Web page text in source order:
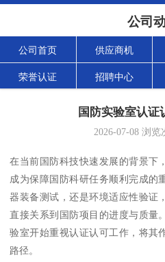
公司
公司首页 供应商机
荣誉认证 招聘中心
国防实验室认证
2026-07-08浏览
在当前国防科技快速发展的背景下
成为保障国防科研任务顺利完成的
器装备测试，还是环境适应性验证
直接关系到国防项目的进度与质量
验室开始重视认证认可工作，将其
路径。